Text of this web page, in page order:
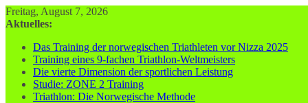
Zum
Inhalt
Freitag, August 7, 2026
Aktuelles:
Das Training der norwegischen Triathleten vor Nizza 2025
Training eines 9-fachen Triathlon-Weltmeisters
Die vierte Dimension der sportlichen Leistung
Studie: ZONE 2 Training
Triathlon: Die Norwegische Methode